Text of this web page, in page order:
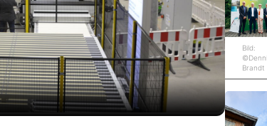
Bild:
Brandt